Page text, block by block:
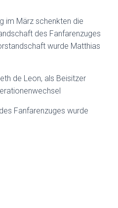
im März schenkten die
des Fanfarenzuges
wurde Matthias
de Leon, als Beisitzer
Fanfarenzuges wurde